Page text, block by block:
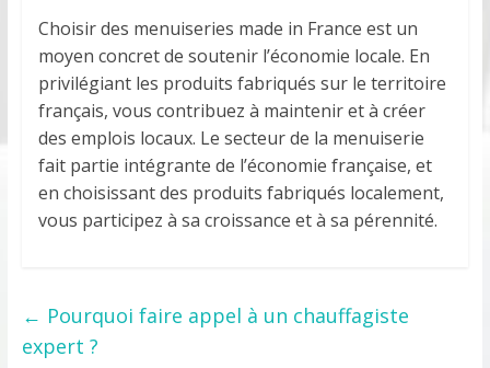
Choisir des menuiseries made in France est un
moyen concret de soutenir l’économie locale. En
privilégiant les produits fabriqués sur le territoire
français, vous contribuez à maintenir et à créer
des emplois locaux. Le secteur de la menuiserie
fait partie intégrante de l’économie française, et
en choisissant des produits fabriqués localement,
vous participez à sa croissance et à sa pérennité.
← Pourquoi faire appel à un chauffagiste
expert ?